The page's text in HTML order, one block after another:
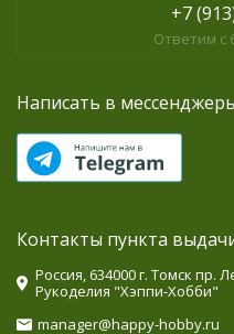
+7
Ответим с
Написать в
Контакты пункта
Россия, 634000 г. Томск пр.
Рукоделия "Хэппи-Хобби"
manager@happy-hobby.ru